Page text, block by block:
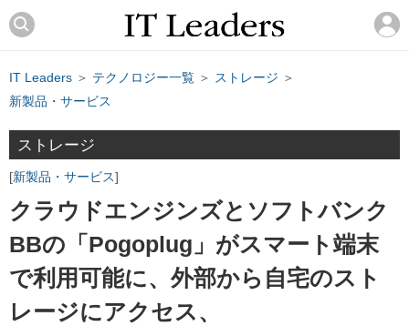
IT Leaders ＞ テクノロジー一覧 ＞ ストレージ ＞
新製品・サービス
ストレージ
新製品・サービス
クラウドエンジンズとソフトバンク
BBの「Pogoplug」がスマート端末
で利用可能に、外部から自宅のスト
レージにアクセス、